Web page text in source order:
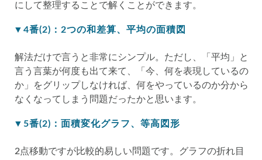
にして整理することで解くことができます。
▼4番(2)：2つの和差算、平均の面積図
解法だけで言うと非常にシンプル。ただし、「平均」と
言う言葉が何度も出て来て、「今、何を表現しているの
か」をグリップしなければ、何をやっているのか分から
なくなってしまう問題だったかと思います。
▼5番(2)：面積変化グラフ、等高図形
2点移動ですが比較的易しい問題です。グラフの折れ目